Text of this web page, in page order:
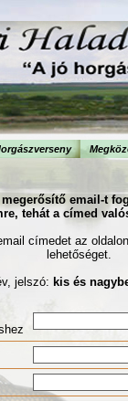
megerősítő email-t
tehát a címed
címedet az
lehetőséget.
jelszó: kis és